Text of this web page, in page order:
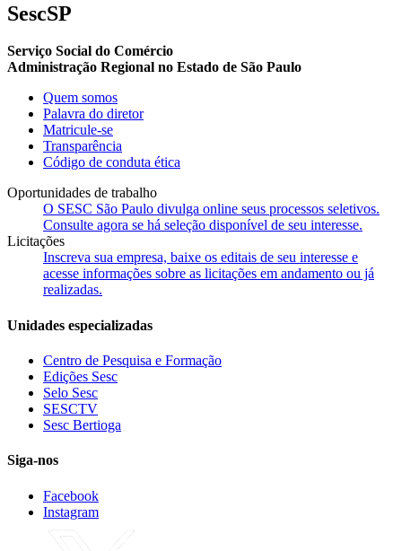
SescSP
Serviço Social do Comércio
Administração Regional no Estado de São Paulo
Quem somos
Palavra do diretor
Matricule-se
Transparência
Código de conduta ética
Oportunidades de trabalho
O SESC São Paulo divulga online seus processos seletivos.
Consulte agora se há seleção disponível de seu interesse.
Licitações
Inscreva sua empresa, baixe os editais de seu interesse e
acesse informações sobre as licitações em andamento ou já
realizadas.
Unidades especializadas
Centro de Pesquisa e Formação
Edições Sesc
Selo Sesc
SESCTV
Sesc Bertioga
Siga-nos
Facebook
Instagram